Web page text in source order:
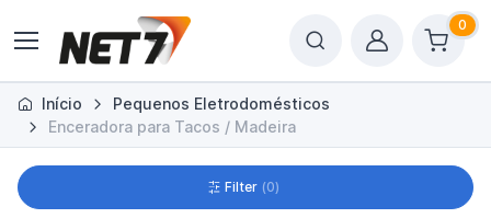
0
Início
Pequenos Eletrodomésticos
Enceradora para Tacos / Madeira
Filter 0